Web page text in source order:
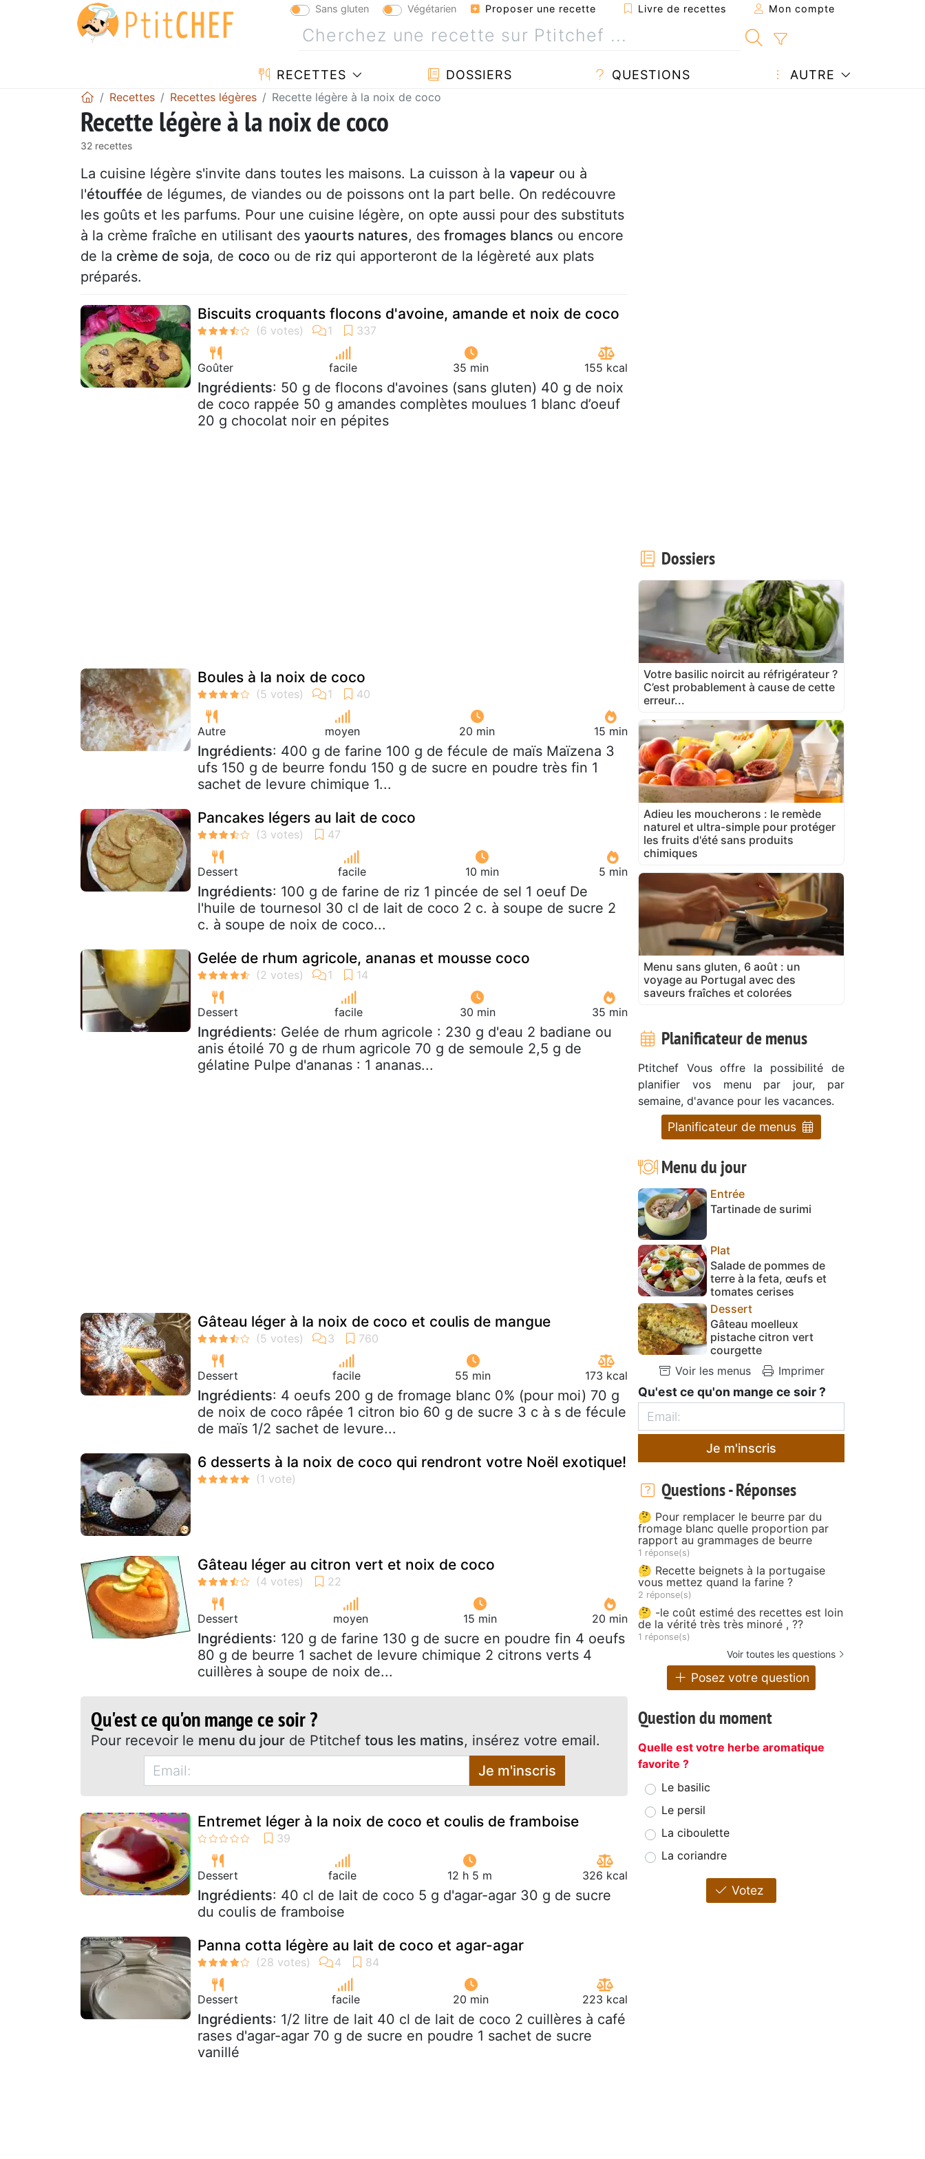
Sans gluten Végétarien Proposer une recette Livre de recettes Mon compte
RECETTES DOSSIERS QUESTIONS AUTRE
Recettes Recettes légères Recette légère à la noix de coco
Recette légère à la noix de coco
32 recettes
La cuisine légère s'invite dans toutes les maisons. La cuisson à la vapeur ou à
l'étouffée de légumes, de viandes ou de poissons ont la part belle. On redécouvre
les goûts et les parfums. Pour une cuisine légère, on opte aussi pour des substituts
à la crème fraîche en utilisant des yaourts natures, des fromages blancs ou encore
de la crème de soja, de coco ou de riz qui apporteront de la légèreté aux plats
préparés.
Biscuits croquants flocons d'avoine, amande et noix de coco
Goûter facile 35 min 155 kcal
Ingrédients: 50 g de flocons d'avoines (sans gluten) 40 g de noix
de coco rappée 50 g amandes complètes moulues 1 blanc d’oeuf
20 g chocolat noir en pépites
Boules à la noix de coco
Autre moyen 20 min 15 min
Ingrédients: 400 g de farine 100 g de fécule de maïs Maïzena 3
ufs 150 g de beurre fondu 150 g de sucre en poudre très fin 1
sachet de levure chimique 1...
Pancakes légers au lait de coco
Dessert facile 10 min 5 min
Ingrédients: 100 g de farine de riz 1 pincée de sel 1 oeuf De
l'huile de tournesol 30 cl de lait de coco 2 c. à soupe de sucre 2
c. à soupe de noix de coco...
Gelée de rhum agricole, ananas et mousse coco
Dessert facile 30 min 35 min
Ingrédients: Gelée de rhum agricole : 230 g d'eau 2 badiane ou
anis étoilé 70 g de rhum agricole 70 g de semoule 2,5 g de
gélatine Pulpe d'ananas : 1 ananas...
Gâteau léger à la noix de coco et coulis de mangue
Dessert facile 55 min 173 kcal
Ingrédients: 4 oeufs 200 g de fromage blanc 0% (pour moi) 70 g
de noix de coco râpée 1 citron bio 60 g de sucre 3 c à s de fécule
de maïs 1/2 sachet de levure...
6 desserts à la noix de coco qui rendront votre Noël exotique!
Gâteau léger au citron vert et noix de coco
Dessert moyen 15 min 20 min
Ingrédients: 120 g de farine 130 g de sucre en poudre fin 4 oeufs
80 g de beurre 1 sachet de levure chimique 2 citrons verts 4
cuillères à soupe de noix de...
Qu'est ce qu'on mange ce soir ?
Pour recevoir le menu du jour de Ptitchef tous les matins, insérez votre email.
Je m'inscris
Entremet léger à la noix de coco et coulis de framboise
Dessert facile 12 h 5 m 326 kcal
Ingrédients: 40 cl de lait de coco 5 g d'agar-agar 30 g de sucre
du coulis de framboise
Panna cotta légère au lait de coco et agar-agar
Dessert facile 20 min 223 kcal
Ingrédients: 1/2 litre de lait 40 cl de lait de coco 2 cuillères à café
rases d'agar-agar 70 g de sucre en poudre 1 sachet de sucre
vanillé
Dossiers
Votre basilic noircit au réfrigérateur ?
C’est probablement à cause de cette
erreur...
Adieu les moucherons : le remède
naturel et ultra-simple pour protéger
les fruits d'été sans produits
chimiques
Menu sans gluten, 6 août : un
voyage au Portugal avec des
saveurs fraîches et colorées
Planificateur de menus
Ptitchef Vous offre la possibilité de
planifier vos menu par jour, par
semaine, d'avance pour les vacances.
Planificateur de menus
Menu du jour
Entrée
Tartinade de surimi
Plat
Salade de pommes de
terre à la feta, œufs et
tomates cerises
Dessert
Gâteau moelleux
pistache citron vert
courgette
Voir les menus
Imprimer
Qu'est ce qu'on mange ce soir ?
Je m'inscris
Questions - Réponses
🤔 Pour remplacer le beurre par du
fromage blanc quelle proportion par
rapport au grammages de beurre
1 réponse(s)
🤔 Recette beignets à la portugaise
vous mettez quand la farine ?
2 réponse(s)
🤔 -le coût estimé des recettes est loin
de la vérité très très minoré , ??
1 réponse(s)
Voir toutes les questions
Posez votre question
Question du moment
Quelle est votre herbe aromatique
favorite ?
Le basilic
Le persil
La ciboulette
La coriandre
Votez